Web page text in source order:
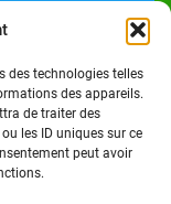
des technologies telles
des appareils.
de traiter des
les ID uniques sur ce
peut avoir